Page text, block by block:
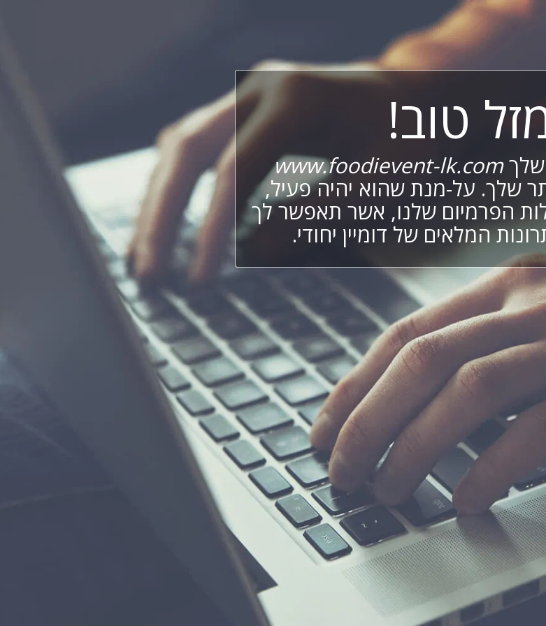
טוב!
שלךwww.foodievent-lk.com
שלך. על-מנת שהוא יהיה פעיל,
הפרמיום שלנו, אשר תאפשר לך
המלאים של דומיין יחודי.